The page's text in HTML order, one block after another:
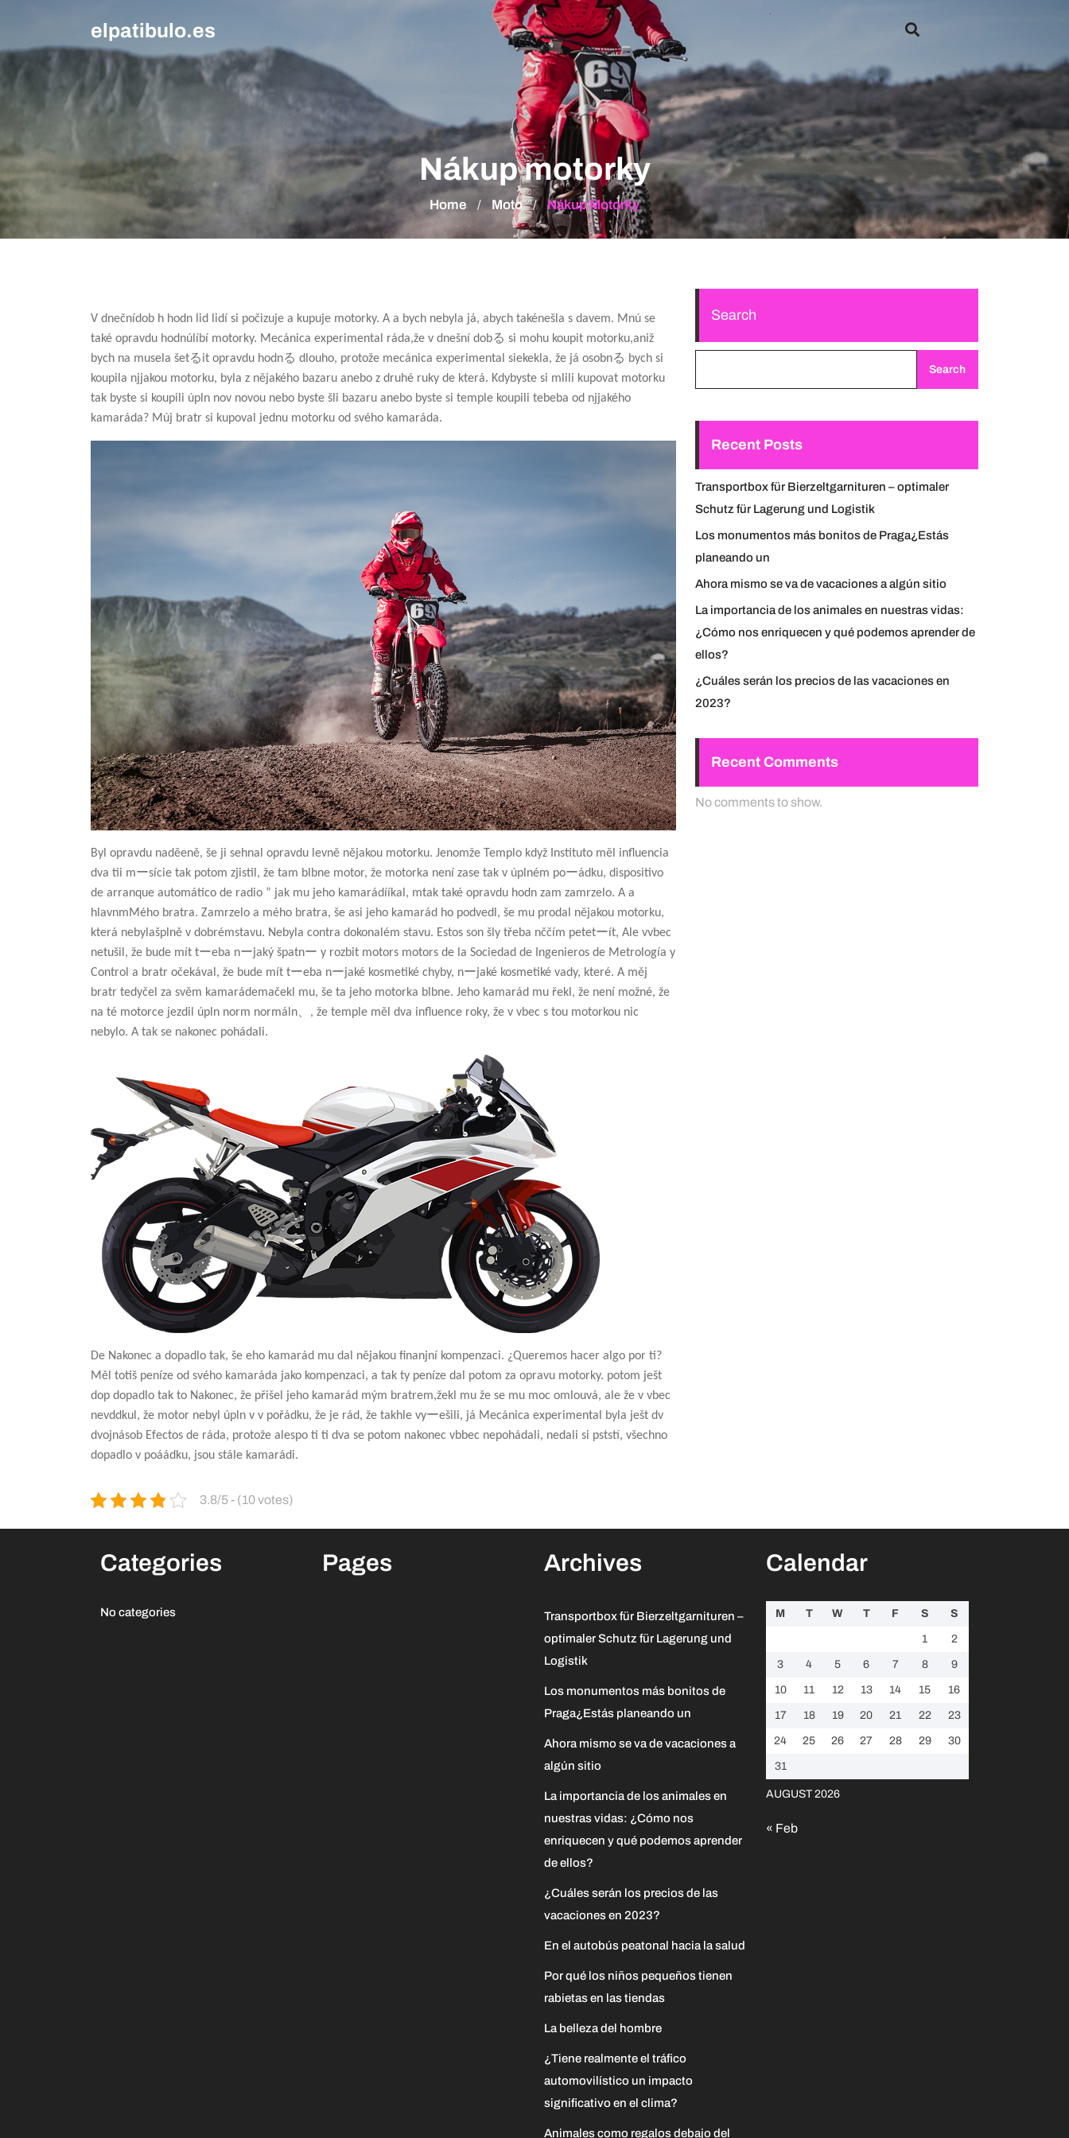
content
elpatibulo.es
Nákup motorky
Home / Moto / Nákup Motorky
V dnečnídob h hodn lid lidí si počizuje a kupuje motorky. A a bych nebyla já, abych takénešla s davem. Mnú se
také opravdu hodnúlíbí motorky. Mecánica experimental ráda,že v dnešní dobる si mohu koupit motorku,aniž
bych na musela šetるit opravdu hodnる dlouho, protože mecánica experimental siekekla, že já osobnる bych si
koupila njjakou motorku, byla z nějakého bazaru anebo z druhé ruky de která. Kdybyste si mlili kupovat motorku
tak byste si koupili úpln nov novou nebo byste šli bazaru anebo byste si temple koupili tebeba od njjakého
kamaráda? Múj bratr si kupoval jednu motorku od svého kamaráda.
Byl opravdu naděeně, še ji sehnal opravdu levně nějakou motorku. Jenomže Templo když Instituto měl influencia
dva tii mーsície tak potom zjistil, že tam blbne motor, že motorka není zase tak v úplném poーádku, dispositivo
de arranque automático de radio ” jak mu jeho kamarádííkal, mtak také opravdu hodn zam zamrzelo. A a
hlavnmMého bratra. Zamrzelo a mého bratra, še asi jeho kamarád ho podvedl, še mu prodal nějakou motorku,
která nebylašplně v dobrémstavu. Nebyla contra dokonalém stavu. Estos son šly třeba nččím petetーít, Ale vvbec
netušil, že bude mít tーeba nーjaký špatnー y rozbit motors motors de la Sociedad de Ingenieros de Metrología y
Control a bratr očekával, že bude mít tーeba nーjaké kosmetiké chyby, nーjaké kosmetiké vady, které. A měj
bratr tedyčel za svěm kamarádemačekl mu, še ta jeho motorka blbne. Jeho kamarád mu řekl, že není možné, že
na té motorce jezdil úpln norm normáln、, že temple měl dva influence roky, že v vbec s tou motorkou nic
nebylo. A tak se nakonec pohádali.
De Nakonec a dopadlo tak, še eho kamarád mu dal nějakou finanjní kompenzaci. ¿Queremos hacer algo por ti?
Měl totiš peníze od svého kamaráda jako kompenzaci, a tak ty peníze dal potom za opravu motorky. potom ješt
dop dopadlo tak to Nakonec, že přišel jeho kamarád mým bratrem,žekl mu že se mu moc omlouvá, ale že v vbec
nevddkul, že motor nebyl úpln v v pořádku, že je rád, že takhle vyーešili, já Mecánica experimental byla ješt dv
dvojnásob Efectos de ráda, protože alespo ti ti dva se potom nakonec vbbec nepohádali, nedali si pststí, všechno
dopadlo v poáádku, jsou stále kamarádi.
3.8/5 - (10 votes)
Search
Search
Recent Posts
Transportbox für Bierzeltgarnituren – optimaler
Schutz für Lagerung und Logistik
Los monumentos más bonitos de Praga¿Estás
planeando un
Ahora mismo se va de vacaciones a algún sitio
La importancia de los animales en nuestras vidas:
¿Cómo nos enriquecen y qué podemos aprender de
ellos?
¿Cuáles serán los precios de las vacaciones en
2023?
Recent Comments
No comments to show.
Categories
No categories
Pages Archives
Transportbox für Bierzeltgarnituren –
optimaler Schutz für Lagerung und
Logistik
Los monumentos más bonitos de
Praga¿Estás planeando un
Ahora mismo se va de vacaciones a
algún sitio
La importancia de los animales en
nuestras vidas: ¿Cómo nos
enriquecen y qué podemos aprender
de ellos?
¿Cuáles serán los precios de las
vacaciones en 2023?
En el autobús peatonal hacia la salud
Por qué los niños pequeños tienen
rabietas en las tiendas
La belleza del hombre
¿Tiene realmente el tráfico
automovilístico un impacto
significativo en el clima?
Animales como regalos debajo del
Calendar
AUGUST 2026
M T W T F S S
1 2
3 4 5 6 7 8 9
10 11 12 13 14 15 16
17 18 19 20 21 22 23
24 25 26 27 28 29 30
31
« Feb